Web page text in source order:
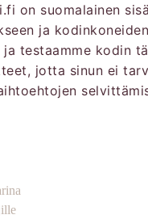
on suomalainen
ja
ja testaamme kodin
jotta sinun ei